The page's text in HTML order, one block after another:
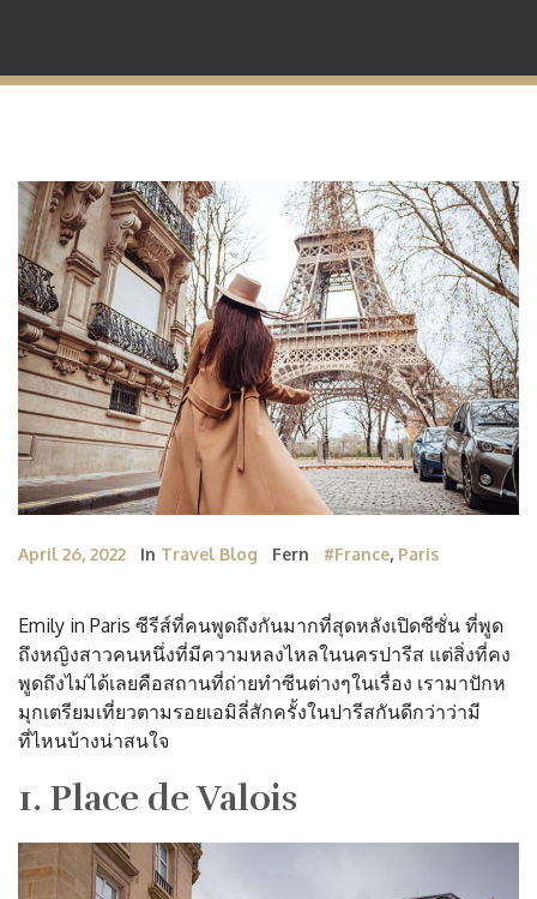
April 26, 2022 In Travel Blog Fern #France, Paris
Emily in Paris ซีรีส์ที่คนพูดถึงกันมากที่สุดหลังเปิดซีซั่น ที่พูด
ถึงหญิงสาวคนหนึ่งที่มีความหลงไหลในนครปารีส แต่สิ่งที่คง
พูดถึงไม่ได้เลยคือสถานที่ถ่ายทำซีนต่างๆในเรื่อง เรามาปักห
มุกเตรียมเที่ยวตามรอยเอมิลี่สักครั้งในปารีสกันดีกว่าว่ามี
ที่ไหนบ้างน่าสนใจ
1. Place de Valois